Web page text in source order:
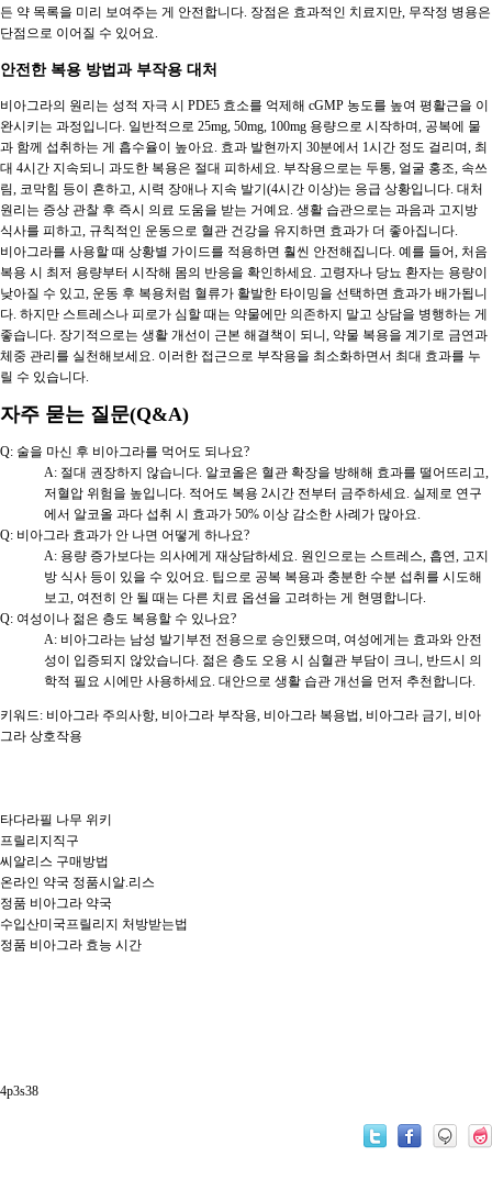
든 약 목록을 미리 보여주는 게 안전합니다. 장점은 효과적인 치료지만, 무작정 병용은
단점으로 이어질 수 있어요.
안전한 복용 방법과 부작용 대처
비아그라의 원리는 성적 자극 시 PDE5 효소를 억제해 cGMP 농도를 높여 평활근을 이
완시키는 과정입니다. 일반적으로 25mg, 50mg, 100mg 용량으로 시작하며, 공복에 물
과 함께 섭취하는 게 흡수율이 높아요. 효과 발현까지 30분에서 1시간 정도 걸리며, 최
대 4시간 지속되니 과도한 복용은 절대 피하세요. 부작용으로는 두통, 얼굴 홍조, 속쓰
림, 코막힘 등이 흔하고, 시력 장애나 지속 발기(4시간 이상)는 응급 상황입니다. 대처
원리는 증상 관찰 후 즉시 의료 도움을 받는 거예요. 생활 습관으로는 과음과 고지방
식사를 피하고, 규칙적인 운동으로 혈관 건강을 유지하면 효과가 더 좋아집니다.
비아그라를 사용할 때 상황별 가이드를 적용하면 훨씬 안전해집니다. 예를 들어, 처음
복용 시 최저 용량부터 시작해 몸의 반응을 확인하세요. 고령자나 당뇨 환자는 용량이
낮아질 수 있고, 운동 후 복용처럼 혈류가 활발한 타이밍을 선택하면 효과가 배가됩니
다. 하지만 스트레스나 피로가 심할 때는 약물에만 의존하지 말고 상담을 병행하는 게
좋습니다. 장기적으로는 생활 개선이 근본 해결책이 되니, 약물 복용을 계기로 금연과
체중 관리를 실천해보세요. 이러한 접근으로 부작용을 최소화하면서 최대 효과를 누
릴 수 있습니다.
자주 묻는 질문(Q&A)
Q: 술을 마신 후 비아그라를 먹어도 되나요?
A: 절대 권장하지 않습니다. 알코올은 혈관 확장을 방해해 효과를 떨어뜨리고,
저혈압 위험을 높입니다. 적어도 복용 2시간 전부터 금주하세요. 실제로 연구
에서 알코올 과다 섭취 시 효과가 50% 이상 감소한 사례가 많아요.
Q: 비아그라 효과가 안 나면 어떻게 하나요?
A: 용량 증가보다는 의사에게 재상담하세요. 원인으로는 스트레스, 흡연, 고지
방 식사 등이 있을 수 있어요. 팁으로 공복 복용과 충분한 수분 섭취를 시도해
보고, 여전히 안 될 때는 다른 치료 옵션을 고려하는 게 현명합니다.
Q: 여성이나 젊은 층도 복용할 수 있나요?
A: 비아그라는 남성 발기부전 전용으로 승인됐으며, 여성에게는 효과와 안전
성이 입증되지 않았습니다. 젊은 층도 오용 시 심혈관 부담이 크니, 반드시 의
학적 필요 시에만 사용하세요. 대안으로 생활 습관 개선을 먼저 추천합니다.
키워드: 비아그라 주의사항, 비아그라 부작용, 비아그라 복용법, 비아그라 금기, 비아
그라 상호작용
타다라필 나무 위키
프릴리지직구
씨알리스 구매방법
온라인 약국 정품시알.리스
정품 비아그라 약국
수입산미국프릴리지 처방받는법
정품 비아그라 효능 시간
4p3s38